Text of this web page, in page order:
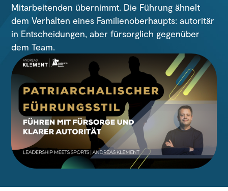
Mitarbeitenden übernimmt. Die Führung ähnelt
dem Verhalten eines Familienoberhaupts: autoritär
in Entscheidungen, aber fürsorglich gegenüber
dem Team.